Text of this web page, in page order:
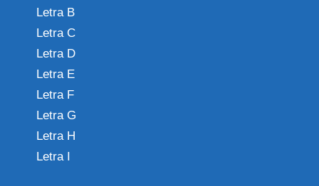
Letra B
Letra C
Letra D
Letra E
Letra F
Letra G
Letra H
Letra I